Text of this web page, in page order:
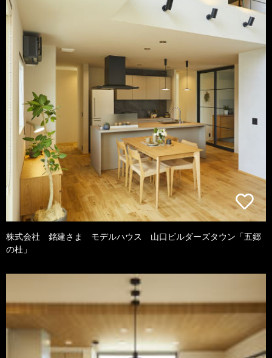
株式会社 銘建さま モデルハウス 山口ビルダーズタウン「五郷
の杜」